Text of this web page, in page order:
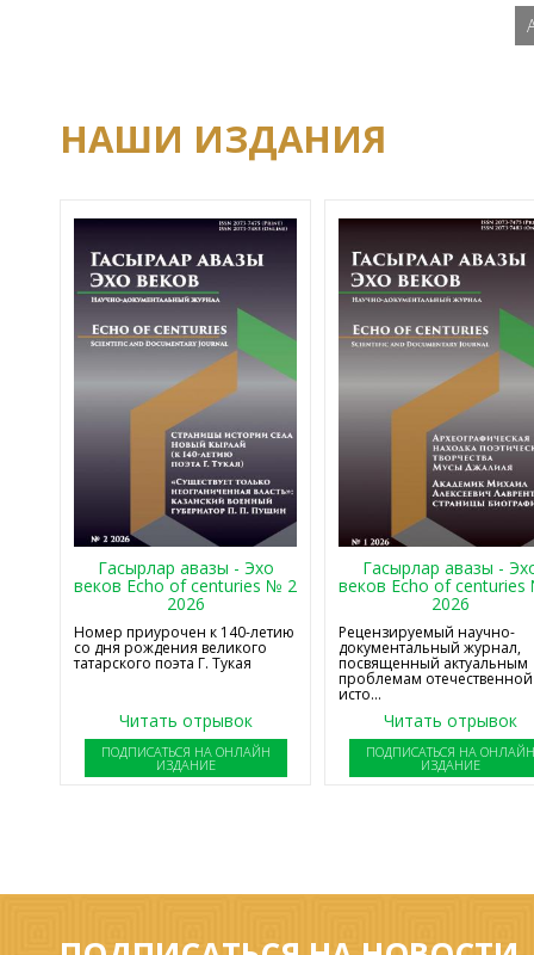
НАШИ ИЗДАНИЯ
Гасырлар авазы - Эхо
веков Echo of centuries № 2
2026
Номер приурочен к 140-летию
со дня рождения великого
татарского поэта Г. Тукая
Читать отрывок
ПОДПИСАТЬСЯ НА ОНЛАЙН
ИЗДАНИЕ
Гасырлар авазы -
веков Echo of
2026
Рецензируемый научно-
документальный журнал,
посвященный актуальным
проблемам отечественной
исто...
Читать отрывок
ПОДПИСАТЬСЯ НА
ИЗДАНИЕ